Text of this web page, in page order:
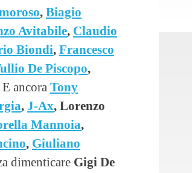
, Biagio
Avitabile, Claudio
Biondi, Francesco
De Piscopo,
E ancora Tony
, J-Ax, Lorenzo
Mannoia,
, Giuliano
dimenticare Gigi De